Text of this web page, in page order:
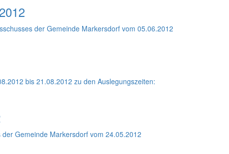
der Gemeinde Markersdorf vom 05.06.2012
bis 21.08.2012 zu den Auslegungszeiten:
Gemeinde Markersdorf vom 24.05.2012